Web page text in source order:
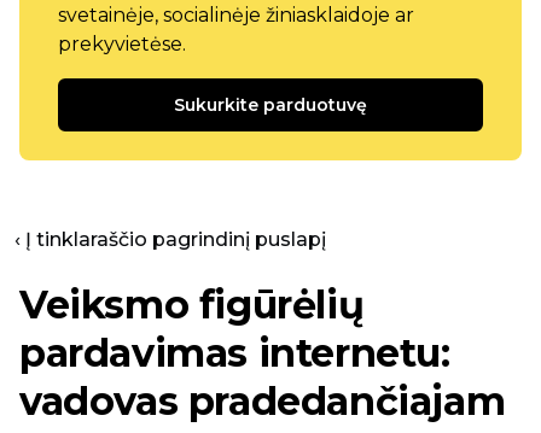
svetainėje, socialinėje žiniasklaidoje ar
prekyvietėse.
Sukurkite parduotuvę
‹ Į tinklaraščio pagrindinį puslapį
Veiksmo figūrėlių
pardavimas internetu:
vadovas pradedančiajam